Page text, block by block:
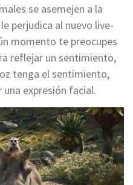
se asemejen a la
perjudica al nuevo live-
momento te preocupes
reflejar un sentimiento,
tenga el sentimiento,
expresión facial.